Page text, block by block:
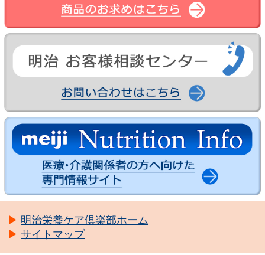
明治栄養ケア倶楽部ホーム
サイトマップ